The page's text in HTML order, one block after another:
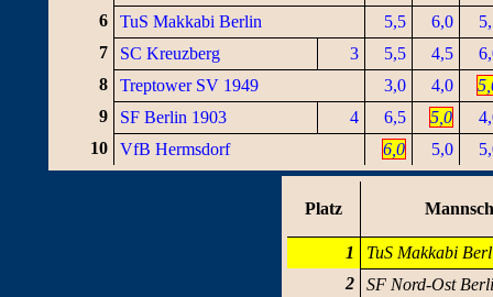
6
TuS Makkabi Berlin 5,5 6,0
7
SC Kreuzberg 3 5,5 4,5
8
Treptower SV 1949 3,0 4,0
9
SF Berlin 1903 4 6,5 5,0
10
VfB Hermsdorf 6,0 5,0
Platz
1
TuS Makkabi
2
SF Nord-Ost